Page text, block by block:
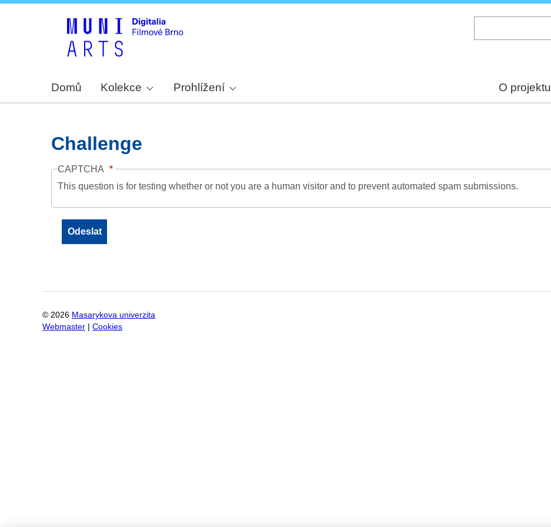
Domů Kolekce Prohlížení O projektu
Challenge
CAPTCHA
This question is for testing whether or not you are a human visitor and to prevent automated spam submissions.
© 2026 Masarykova univerzita
Webmaster
Cookies